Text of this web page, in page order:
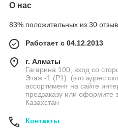
О нас
83% положительных из 30
Работает с 04.12.2013
г. Алматы
Гагарина 100, вход со
Этаж -1 (P1). (это адрес
ассортимент на сайте
предзаказу или оформите
Казахстан
Контакты